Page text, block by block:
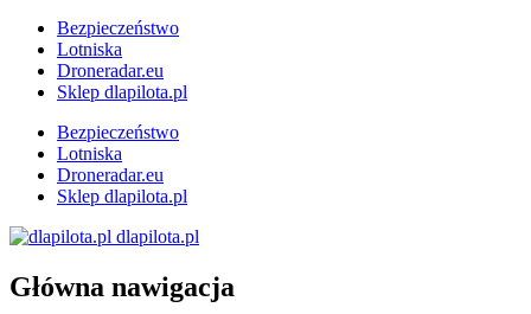
Bezpieczeństwo
Lotniska
Droneradar.eu
Sklep dlapilota.pl
Bezpieczeństwo
Lotniska
Droneradar.eu
Sklep dlapilota.pl
dlapilota.pl
Główna nawigacja